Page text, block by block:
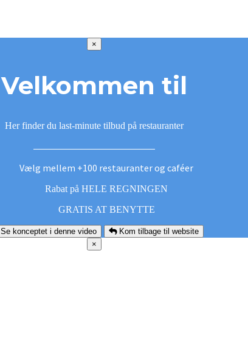
×
Velkommen til
Her finder du last-minute tilbud på restauranter
Vælg mellem +100 restauranter og caféer
Rabat på HELE REGNINGEN
GRATIS AT BENYTTE
Se konceptet i denne video
Kom tilbage til website
×